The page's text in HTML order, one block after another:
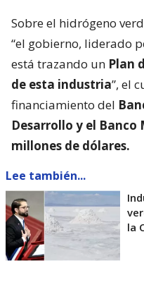
Sobre el hidrógeno
“el gobierno, liderado
está trazando un Plan
de esta industria”, el
financiamiento del
Desarrollo y el
millones de dólares.
Lee también...
la